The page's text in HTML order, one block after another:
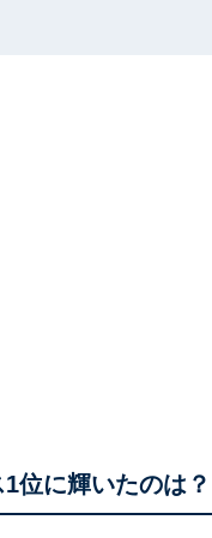
位に輝いたのは？